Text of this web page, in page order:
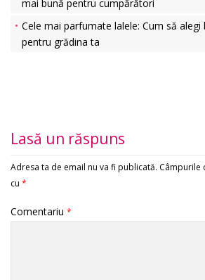
mai bună pentru cumpărători
Cele mai parfumate lalele: Cum să
pentru grădina ta
Lasă un răspuns
Adresa ta de email nu va fi publicată. Câmpurile
cu *
Comentariu *